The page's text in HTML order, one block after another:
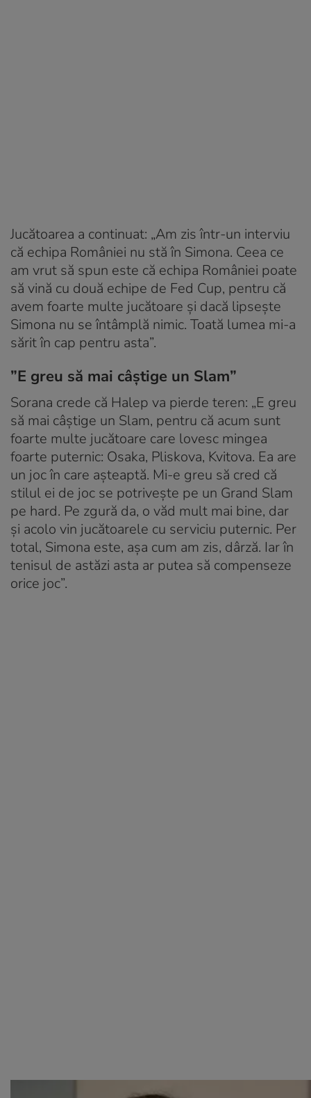
Jucătoarea a continuat: „Am zis într-un interviu
că echipa României nu stă în Simona. Ceea ce
am vrut să spun este că echipa României poate
să vină cu două echipe de Fed Cup, pentru că
avem foarte multe jucătoare și dacă lipsește
Simona nu se întâmplă nimic. Toată lumea mi-a
sărit în cap pentru asta”.
”E greu să mai câștige un Slam”
Sorana crede că Halep va pierde teren: „E greu
să mai câștige un Slam, pentru că acum sunt
foarte multe jucătoare care lovesc mingea
foarte puternic: Osaka, Pliskova, Kvitova. Ea are
un joc în care așteaptă. Mi-e greu să cred că
stilul ei de joc se potrivește pe un Grand Slam
pe hard. Pe zgură da, o văd mult mai bine, dar
și acolo vin jucătoarele cu serviciu puternic. Per
total, Simona este, așa cum am zis, dârză. Iar în
tenisul de astăzi asta ar putea să compenseze
orice joc”.